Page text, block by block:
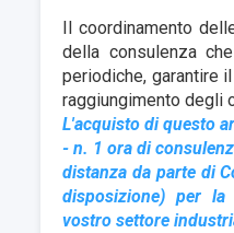
Il coordinamento
della consulenza
periodiche, garantire
raggiungimento degli
L'acquisto di questo
- n. 1 ora di
distanza da parte di
disposizione) per
vostro settore